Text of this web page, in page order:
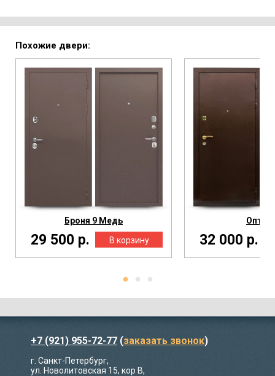
Похожие двери:
Броня 9 Медь
29 500 р. 32 000 р.
+7 (921) 955-72-77 (заказать звонок)
г. Санкт-Петербург,
ул. Новолитовская 15, кор В,